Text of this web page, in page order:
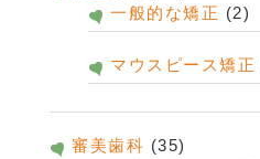
一般的な矯正 (2)
マウスピース矯正
審美歯科 (35)